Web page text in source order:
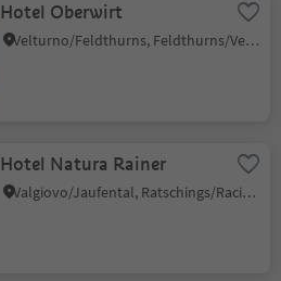
Hotel Oberwirt
Velturno/Feldthurns, Feldthurns/Velturno, Brixen/Bressanone and environs
Hotel Natura Rainer
Valgiovo/Jaufental, Ratschings/Racines, Sterzing/Vipiteno and environs